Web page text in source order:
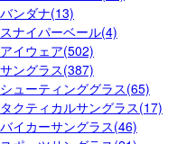
バンダナ(13)
スナイパーベール(4)
アイウェア(502)
サングラス(387)
シューティンググラス(65)
タクティカルサングラス(17)
バイカーサングラス(46)